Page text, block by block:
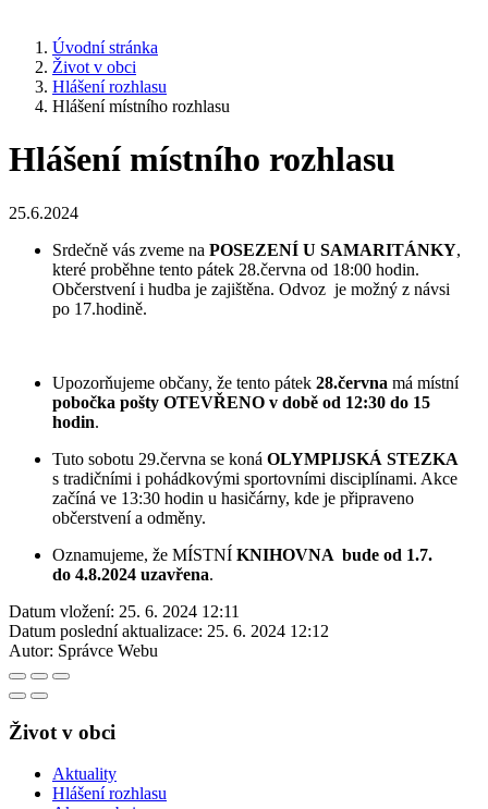
Úvodní stránka
Život v obci
Hlášení rozhlasu
Hlášení místního rozhlasu
Hlášení místního rozhlasu
25.6.2024
Srdečně vás zveme na POSEZENÍ U SAMARITÁNKY,
které proběhne tento pátek 28.června od 18:00 hodin.
Občerstvení i hudba je zajištěna. Odvoz je možný z návsi
po 17.hodině.
Upozorňujeme občany, že tento pátek 28.června má místní
pobočka pošty OTEVŘENO v době od 12:30 do 15
hodin.
Tuto sobotu 29.června se koná OLYMPIJSKÁ STEZKA
s tradičními i pohádkovými sportovními disciplínami. Akce
začíná ve 13:30 hodin u hasičárny, kde je připraveno
občerstvení a odměny.
Oznamujeme, že MÍSTNÍ KNIHOVNA bude od 1.7.
do 4.8.2024 uzavřena.
Datum vložení: 25. 6. 2024 12:11
Datum poslední aktualizace: 25. 6. 2024 12:12
Autor: Správce Webu
Život v obci
Aktuality
Hlášení rozhlasu